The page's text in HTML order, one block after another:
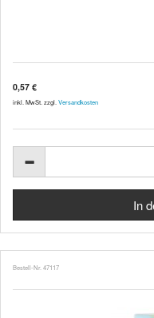
0,57 €
inkl. MwSt. zzgl. Versandkosten
Bestell-Nr. 47117